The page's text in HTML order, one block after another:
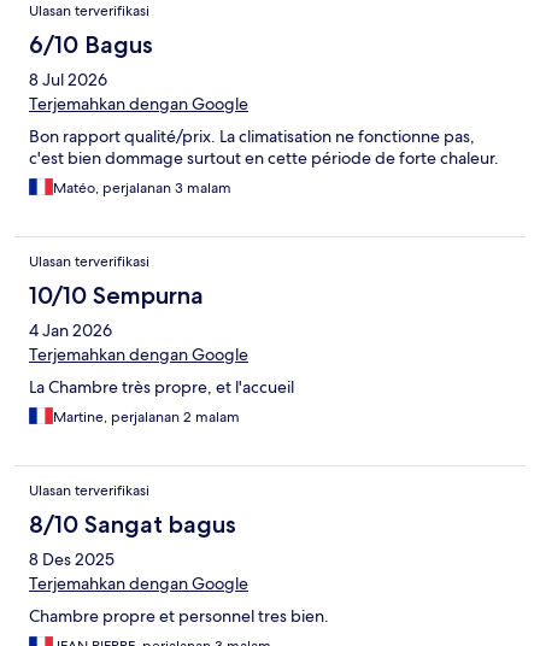
Ulasan terverifikasi
6/10 Bagus
8 Jul 2026
Terjemahkan dengan Google
Bon rapport qualité/prix. La climatisation ne fonctionne pas,
c'est bien dommage surtout en cette période de forte chaleur.
Matéo, perjalanan 3 malam
Ulasan terverifikasi
10/10 Sempurna
4 Jan 2026
Terjemahkan dengan Google
La Chambre très propre, et l'accueil
Martine, perjalanan 2 malam
Ulasan terverifikasi
8/10 Sangat bagus
8 Des 2025
Terjemahkan dengan Google
Chambre propre et personnel tres bien.